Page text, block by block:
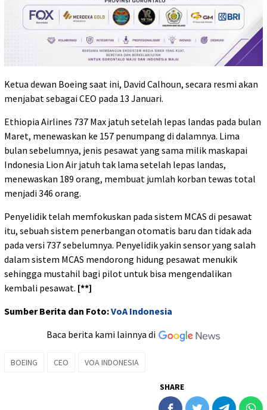
Ketua dewan Boeing saat ini, David Calhoun, secara resmi akan
menjabat sebagai CEO pada 13 Januari.
Ethiopia Airlines 737 Max jatuh setelah lepas landas pada bulan
Maret, menewaskan ke 157 penumpang di dalamnya. Lima
bulan sebelumnya, jenis pesawat yang sama milik maskapai
Indonesia Lion Air jatuh tak lama setelah lepas landas,
menewaskan 189 orang, membuat jumlah korban tewas total
menjadi 346 orang.
Penyelidik telah memfokuskan pada sistem MCAS di pesawat
itu, sebuah sistem penerbangan otomatis baru dan tidak ada
pada versi 737 sebelumnya. Penyelidik yakin sensor yang salah
dalam sistem MCAS mendorong hidung pesawat menukik
sehingga mustahil bagi pilot untuk bisa mengendalikan
kembali pesawat. [**]
Sumber Berita dan Foto:VoA Indonesia
Baca berita kami lainnya di
BOEING CEO VOA INDONESIA
SHARE